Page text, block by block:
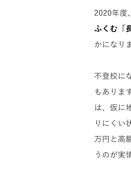
2020年度
ふくむ「
かになり
不登校に
もありま
は、仮に
りにくい
万円と高
うのが実